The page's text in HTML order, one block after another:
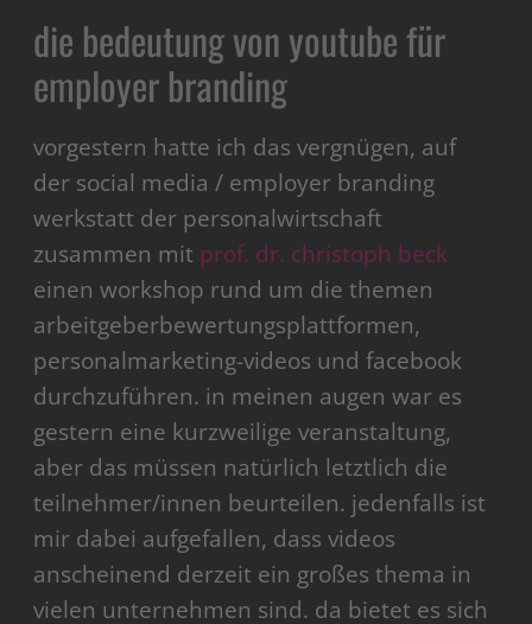
die bedeutung von youtube für
employer branding
vorgestern hatte ich das vergnügen, auf
der social media / employer branding
werkstatt der personalwirtschaft
zusammen mit prof. dr. christoph beck
einen workshop rund um die themen
arbeitgeberbewertungsplattformen,
personalmarketing-videos und facebook
durchzuführen. in meinen augen war es
gestern eine kurzweilige veranstaltung,
aber das müssen natürlich letztlich die
teilnehmer/innen beurteilen. jedenfalls ist
mir dabei aufgefallen, dass videos
anscheinend derzeit ein großes thema in
vielen unternehmen sind. da bietet es sich